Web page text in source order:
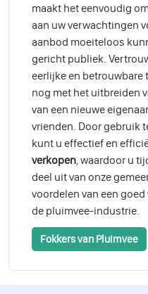
maakt het eenvoudig
aan uw verwachtingen
aanbod moeiteloos
gericht publiek.
eerlijke en betrouwbare
nog met het uitbreiden
van een nieuwe
vrienden. Door gebruik
kunt u effectief en
verkopen, waardoor u
deel uit van onze
voordelen van een
de pluimvee-industrie.
Fokkers van Pluimvee